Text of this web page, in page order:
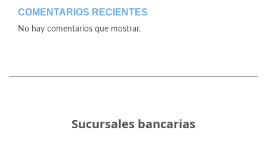
COMENTARIOS RECIENTES
No hay comentarios que mostrar.
Sucursales bancarias